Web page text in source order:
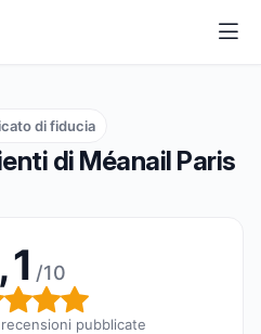
di Méanail Paris
di fiducia
/10
globale:
pubblicate